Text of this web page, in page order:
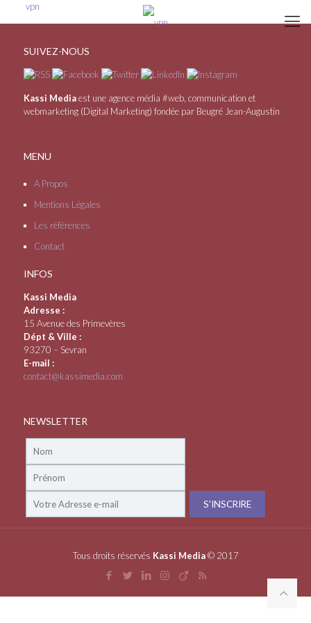
vpn
SUIVEZ-NOUS
Kassi Mediaest une agence média #web, communication et
webmarketing (Digital Marketing) fondée par Beugré Jean-Augustin
MENU
A Propos
Mentions Légales
Les références
Contact
INFOS
Kassi Media
Adresse :
15 Avenue des Primevères
Dépt & Ville :
93270 – Sevran
E-mail :
contact@kassimedia.com
NEWSLETTER
Tous droits réservés Kassi Media© 2017